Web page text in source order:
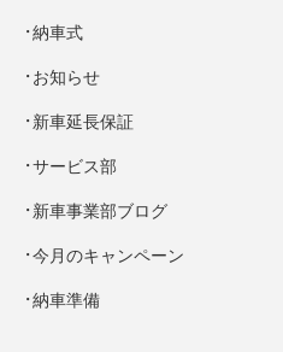
納車式
お知らせ
新車延長保証
サービス部
新車事業部ブログ
今月のキャンペーン
納車準備